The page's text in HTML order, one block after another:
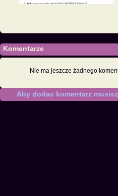
Komentarze
Nie ma jeszcze żadnego
Aby dodac komentarz